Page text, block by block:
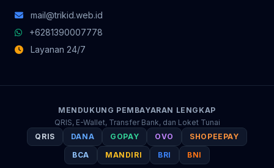
mail@trikid.web.id
+6281390007778
Layanan 24/7
MENDUKUNG PEMBAYARAN LENGKAP
QRIS, E-Wallet, Transfer Bank, dan Loket Tunai
QRIS
DANA GOPAY OVO
SHOPEEPAY
BCA
MANDIRI BRI BNI